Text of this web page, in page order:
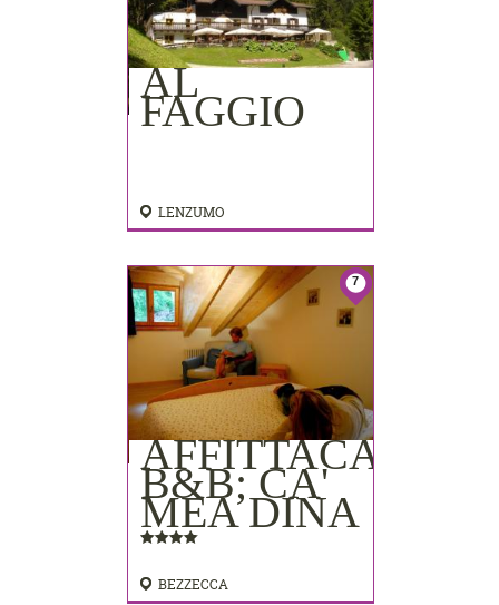
AL
FAGGIO
LENZUMO
7
B&B; CA'
MEA DINA
BEZZECCA